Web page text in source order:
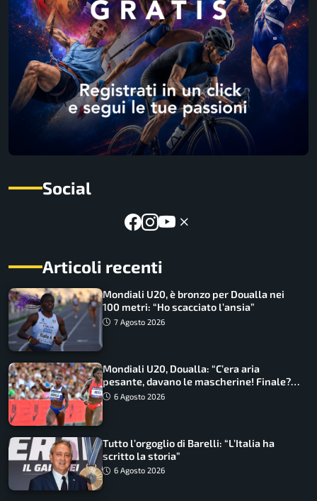
Social
Articoli recenti
Mondiali U20, è bronzo per Doualla nei
100 metri: “Ho scacciato l’ansia”
7 Agosto 2026
Mondiali U20, Doualla: “C’era aria
pesante, davano le mascherine! Finale?
Non ho nulla da perdere”
6 Agosto 2026
Tutto l’orgoglio di Barelli: “L’Italia ha
scritto la storia”
6 Agosto 2026